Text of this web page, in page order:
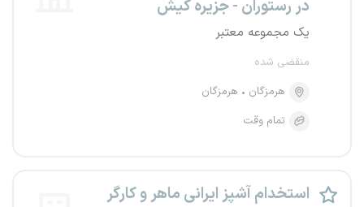
در رستوران - جزیره کیش
یک مجموعه معتبر
منقضی شده
هرمزگان
هرمزگان
تمام وقت
استخدام آشپز ایرانی ماهر و کارگر